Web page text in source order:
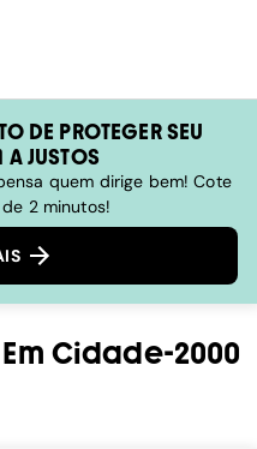
DE PROTEGER SEU
JUSTOS
quem dirige bem! Cote
2 minutos!
Em Cidade-2000